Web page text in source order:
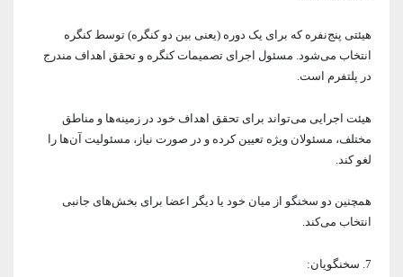
هیئتی پنج‌نفره که برای یک دوره (یعنی بین دو کنگره) توسط کنگره
انتخاب می‌شود. مسئول اجرای تصمیمات کنگره و تحقق اهداف مندرج
در پلتفرم است.
هیئت اجرایی می‌تواند برای تحقق اهداف خود در زمینه‌ها و مناطق
مختلف، مسئولان ویژه تعیین کرده و در صورت نیاز، مسئولیت آن‌ها را
لغو کند.
همچنین دو سخنگو از میان خود یا دیگر اعضا برای بخش‌های جانبی
انتخاب می‌کند.
7. سخنگویان: